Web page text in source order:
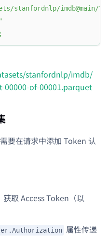
stanfordnlp/imdb@main/
;
stanfordnlp/imdb/
of-00001.parquet
要在请求中添加 Token 认
取 Access Token（以
属性传递